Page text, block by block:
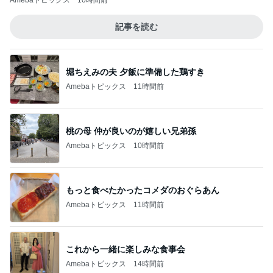
記事を読む
堀ちえみの夫 夕飯に準備した鶏すき
Amebaトピックス 11時間前
桃の母 仲が良いのが嬉しい兄弟孫
Amebaトピックス 10時間前
もっと食べたかったコメダのおぐらあん
Amebaトピックス 11時間前
これから一緒に楽しみな食事会
Amebaトピックス 14時間前